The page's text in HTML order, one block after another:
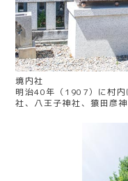
境内社
明治40年（1907）に村内
社、八王子神社、猿田彦